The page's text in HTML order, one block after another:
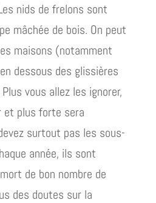
nids de frelons sont
mâchée de bois. On peut
maisons (notamment
dessous des glissières
vous allez les ignorer,
et plus forte sera
surtout pas les sous-
année, ils sont
de bon nombre de
des doutes sur la